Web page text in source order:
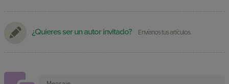
¿Quieres ser un autor invitado? Envíanos tus artículos.